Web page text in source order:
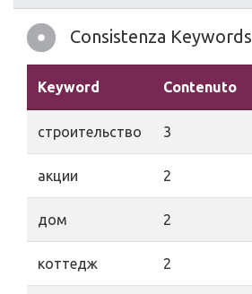
Consistenza Keywords
Keyword Contenuto
строительство 3
акции 2
дом 2
коттедж 2